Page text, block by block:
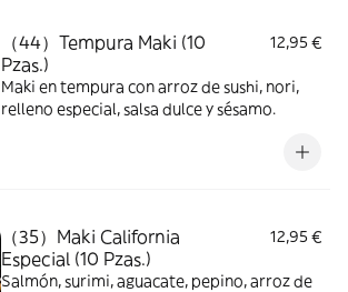
（44）Tempura Maki (10
Pzas.)
12,95 €
Maki en tempura con arroz de sushi, nori,
relleno especial, salsa dulce y sésamo.
（35）Maki California
Especial (10 Pzas.)
12,95 €
Salmón, surimi, aguacate, pepino, arroz de